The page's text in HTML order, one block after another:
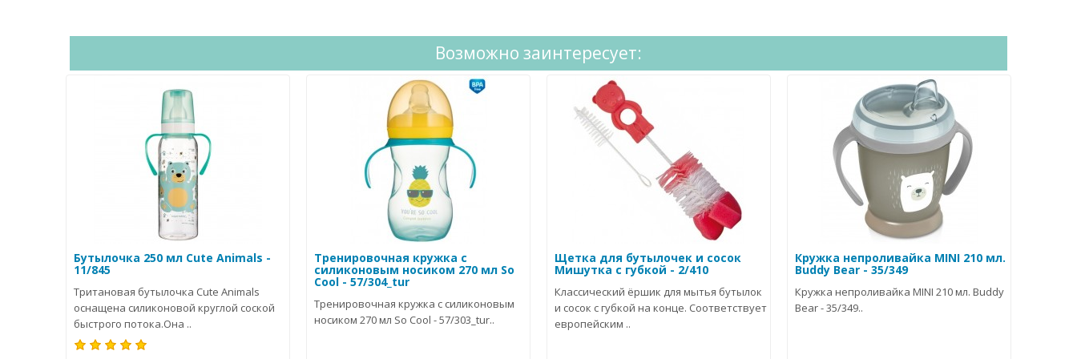
Возможно заинтересует:
Бутылочка 250 мл Cute Animals -
11/845
Тритановая бутылочка Cute Animals
оснащена силиконовой круглой соской
быстрого потока.Она ..
Тренировочная кружка с
силиконовым носиком 270 мл So
Cool - 57/304_tur
Тренировочная кружка с силиконовым
носиком 270 мл So Cool - 57/303_tur..
Щетка для бутылочек и сосок
Мишутка с губкой - 2/410
Классический ёршик для мытья бутылок
и сосок с губкой на конце. Соответствует
европейским ..
Кружка непроливайка MINI 210 мл.
Buddy Bear - 35/349
Кружка непроливайка MINI 210 мл. Buddy
Bear - 35/349..